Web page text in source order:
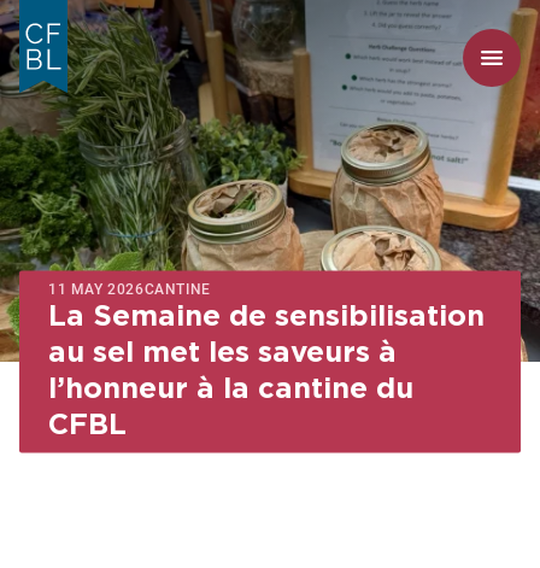
11 MAY 2026CANTINE
La Semaine de sensibilisation
au sel met les saveurs à
l’honneur à la cantine du
CFBL